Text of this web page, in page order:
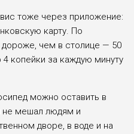
тоже через приложение:
карту. По
дороже, чем в столице — 50
копейки за каждую минуту
можно оставить в
не мешал людям и
дворе, в воде и на